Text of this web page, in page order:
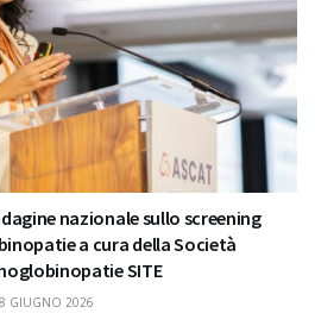
nazionale sullo screening
a cura della Società
SITE
GIUGNO 2026